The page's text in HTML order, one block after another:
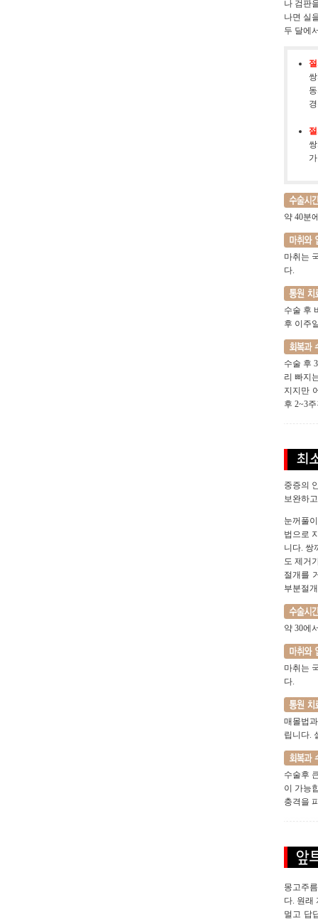
나 검판
나면 실
두 달에
약 40분
마취는
다.
수술 후
후 이주
수술 후
리 빠지
지지만
후 2~3
중증의
보완하
눈꺼풀
법으로
니다. 쌍
도 제거
절개를
부분절
약 30에
마취는
다.
매몰법
립니다.
수술후
이 가능
충격을
몽고주
다. 원래
멀고 답